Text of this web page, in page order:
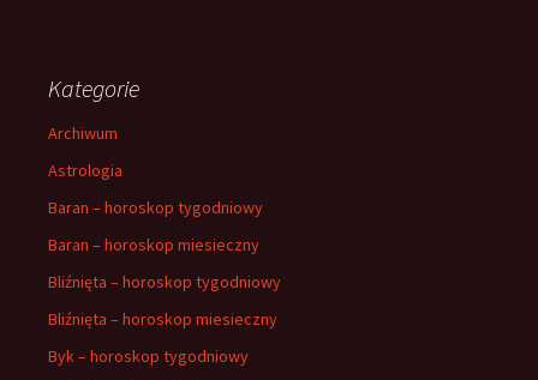
Kategorie
Archiwum
Astrologia
Baran – horoskop tygodniowy
Baran – horoskop miesieczny
Bliźnięta – horoskop tygodniowy
Bliźnięta – horoskop miesieczny
Byk – horoskop tygodniowy